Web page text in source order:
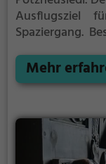
Ausflugsziel
Spaziergang.
offenbart
vergangenen
Mehr